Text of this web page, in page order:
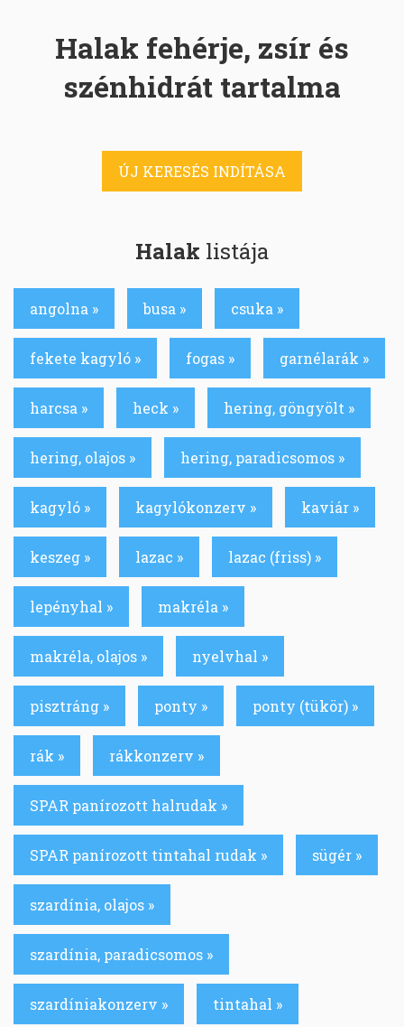
Halak fehérje, zsír és
szénhidrát tartalma
ÚJ KERESÉS INDÍTÁSA
Halak listája
angolna » busa » csuka »
fekete kagyló » fogas » garnélarák »
harcsa » heck » hering, göngyölt »
hering, olajos » hering, paradicsomos »
kagyló » kagylókonzerv » kaviár »
keszeg » lazac » lazac (friss) »
lepényhal » makréla »
makréla, olajos » nyelvhal »
pisztráng » ponty » ponty (tükör) »
rák » rákkonzerv »
SPAR panírozott halrudak »
SPAR panírozott tintahal rudak » sügér »
szardínia, olajos »
szardínia, paradicsomos »
szardíniakonzerv » tintahal »